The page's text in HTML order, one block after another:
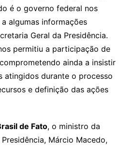
é o governo federal nos
algumas informações
Geral da Presidência.
permitiu a participação de
ainda a insistir
atingidos durante o processo
e definição das ações
de Fato, o ministro da
Márcio Macedo,